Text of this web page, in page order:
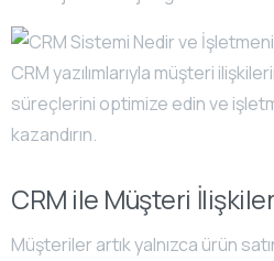
CRM ile Müşteri
Müşteriler artık yalnızca ürün